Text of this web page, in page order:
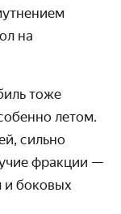
на
тоже
летом.
сильно
фракции —
и боковых